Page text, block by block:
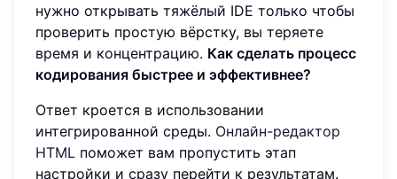
нужно открывать тяжёлый IDE только чтобы
проверить простую вёрстку, вы теряете
время и концентрацию. Как сделать процесс
кодирования быстрее и эффективнее?
Ответ кроется в использовании
интегрированной среды. Онлайн-редактор
HTML поможет вам пропустить этап
настройки и сразу перейти к результатам.